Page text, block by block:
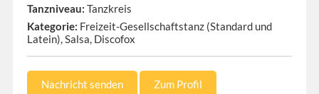
Tanzniveau: Tanzkreis
Kategorie: Freizeit-Gesellschaftstanz (Standard und
Latein), Salsa, Discofox
Nachricht senden Zum Profil